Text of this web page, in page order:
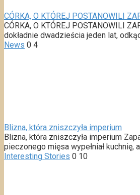
CÓRKA, O KTÓREJ POSTANOWILI
CÓRKA, O KTÓREJ POSTANOWILI
dokładnie dwadzieścia jeden lat,
News 0 4
Blizna, która zniszczyła imperium
Blizna, która zniszczyła imperium
pieczonego mięsa wypełniał kuchnię,
Interesting Stories 0 10